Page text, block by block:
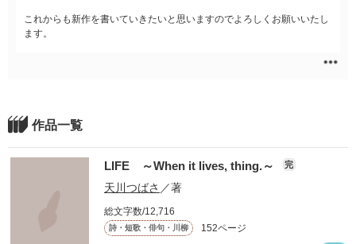
これからも新作を書いていきたいと思いますのでよろしくお願いいたし
ます。
作品一覧
LIFE ～When it lives, thing.～ 完
天川つばさ ／著
総文字数/12,716
詩・短歌・俳句・川柳 152ページ